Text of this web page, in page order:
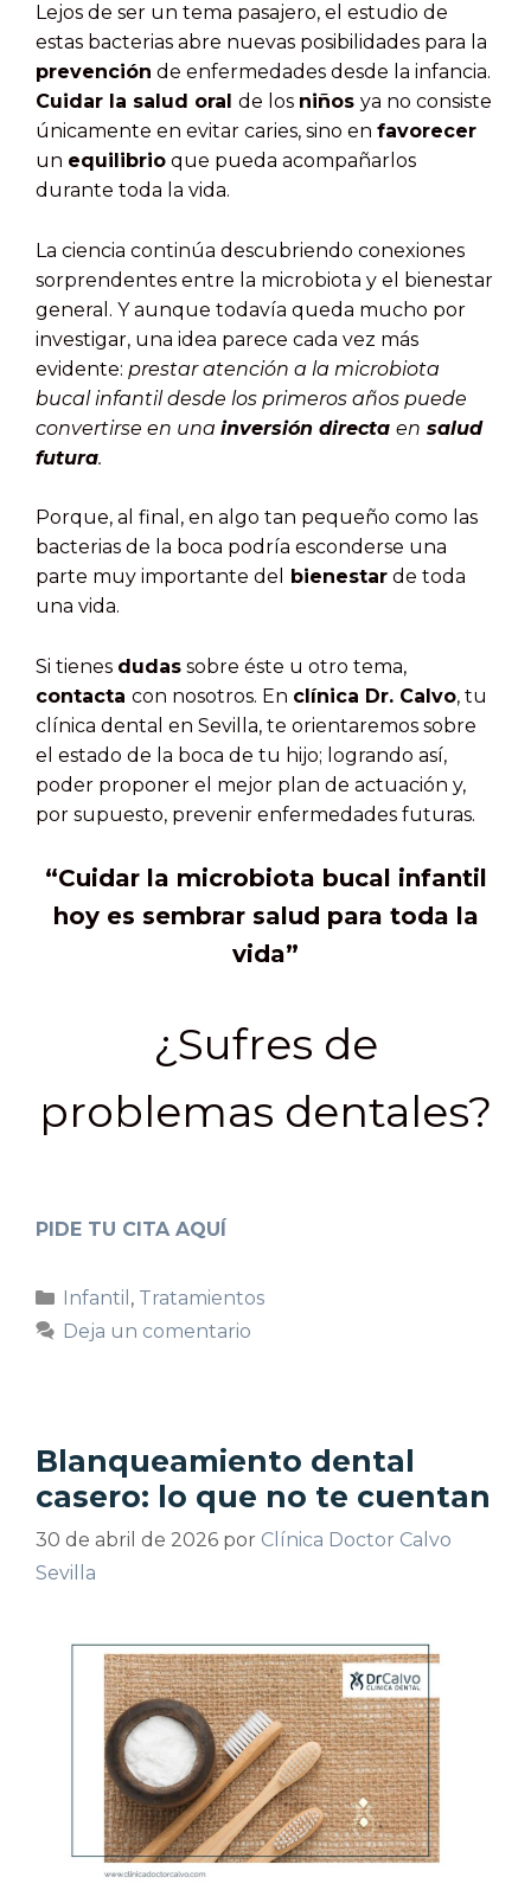
Lejos de ser un tema pasajero, el estudio de
estas bacterias abre nuevas posibilidades para la
prevención de enfermedades desde la infancia.
Cuidar la salud oral de los niños ya no consiste
únicamente en evitar caries, sino en favorecer
un equilibrio que pueda acompañarlos
durante toda la vida.
La ciencia continúa descubriendo conexiones
sorprendentes entre la microbiota y el bienestar
general. Y aunque todavía queda mucho por
investigar, una idea parece cada vez más
evidente: prestar atención a la microbiota
bucal infantil desde los primeros años puede
convertirse en una inversión directa en salud
futura.
Porque, al final, en algo tan pequeño como las
bacterias de la boca podría esconderse una
parte muy importante del
bienestar de toda
una vida.
Si tienes dudas sobre éste u otro tema,
contacta con nosotros. En clínica Dr. Calvo, tu
clínica dental en Sevilla, te orientaremos sobre
el estado de la boca de tu hijo; logrando así,
poder proponer el mejor plan de actuación y,
por supuesto, prevenir enfermedades futuras.
“Cuidar la microbiota bucal infantil
hoy es sembrar salud para toda la
vida”
¿Sufres de
problemas dentales?
PIDE TU CITA AQUÍ
Infantil , Tratamientos
Deja un comentario
Blanqueamiento dental
casero: lo que no te cuentan
30 de abril de 2026 por Clínica Doctor Calvo
Sevilla